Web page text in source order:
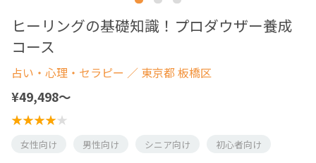
ヒーリングの基礎知識！プロダウザー養成
コース
占い・心理・セラピー ／ 東京都 板橋区
¥49,498〜
女性向け 男性向け シニア向け 初心者向け